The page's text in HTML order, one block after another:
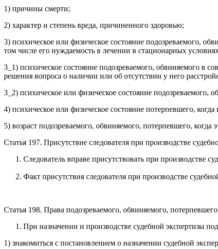
1) причины смерти;
2) характер и степень вреда, причиненного здоровью;
3) психическое или физическое состояние подозреваемого,
том числе его нуждаемость в лечении в стационарных
3_1) психическое состояние подозреваемого, обвиняемого в
решения вопроса о наличии или об отсутствии у него
3_2) психическое или физическое состояние подозреваемого,
4) психическое или физическое состояние потерпевшего,
5) возраст подозреваемого, обвиняемого, потерпевшего,
Статья 197. Присутствие следователя при производстве
Следователь вправе присутствовать при производстве
Факт присутствия следователя при производстве
Статья 198. Права подозреваемого, обвиняемого,
При назначении и производстве судебной экспертизы
1) знакомиться с постановлением о назначении судебной